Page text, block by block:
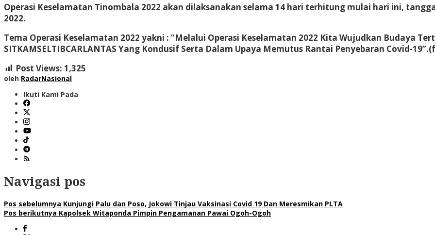
Operasi Keselamatan Tinombala 2022 akan dilaksanakan selama 14 hari terhitung mulai hari ini,
2022.
Tema Operasi Keselamatan 2022 yakni : “Melalui Operasi Keselamatan 2022 Kita Wujudkan Budaya
SITKAMSELTIBCARLANTAS Yang Kondusif Serta Dalam Upaya Memutus Rantai Penyebaran Covid-
Post Views: 1,325
oleh RadarNasional
Ikuti Kami Pada
Navigasi pos
Pos sebelumnya Kunjungi Palu dan Poso, Jokowi Tinjau Vaksinasi Covid 19 Dan Meresmikan PLTA
Pos berikutnya Kapolsek Witaponda Pimpin Pengamanan Pawai Ogoh-Ogoh